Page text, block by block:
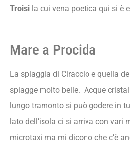
Troisi la cui vena poetica qui si è
Mare a Procida
La spiaggia di Ciraccio e quella
spiagge molto belle. Acque
lungo tramonto si può godere in
lato dell’isola ci si arriva con vari
microtaxi ma mi dicono che c’è